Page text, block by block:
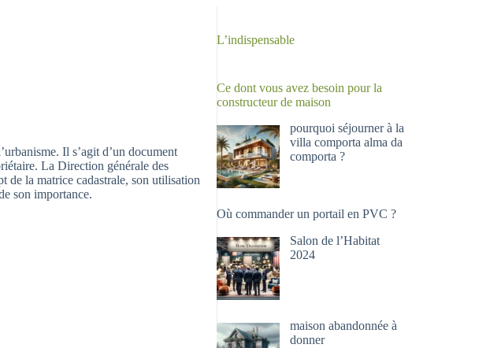
Il s’agit d’un document
La Direction générale des
de la matrice cadastrale, son utilisation
son importance.
L’indispensable
Ce dont vous avez besoin pour la
constructeur de maison
pourquoi séjourner à la
villa comporta alma da
comporta ?
Où commander un portail en PVC ?
Salon de l’Habitat
2024
maison abandonnée à
donner